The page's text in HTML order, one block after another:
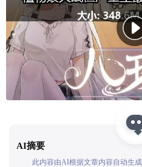
AI摘要
此内容由AI根据文章内容自动生